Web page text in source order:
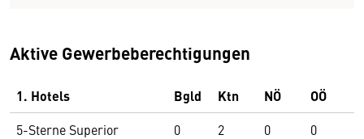
Aktive Gewerbeberechtigungen
1. Hotels Bgld Ktn NÖ OÖ
5-Sterne Superior 0 2 0 0